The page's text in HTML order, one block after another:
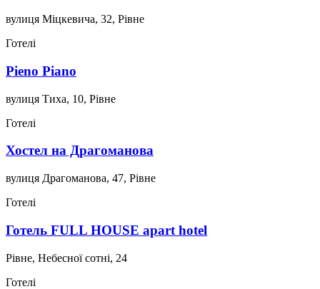
вулиця Міцкевича, 32, Рівне
Готелі
Pieno Piano
вулиця Тиха, 10, Рівне
Готелі
Хостел на Драгоманова
вулиця Драгоманова, 47, Рівне
Готелі
Готель FULL HOUSE apart hotel
Рівне, Небесної сотні, 24
Готелі